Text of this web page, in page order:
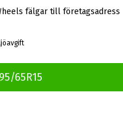
fälgar till företagsadress
65R15